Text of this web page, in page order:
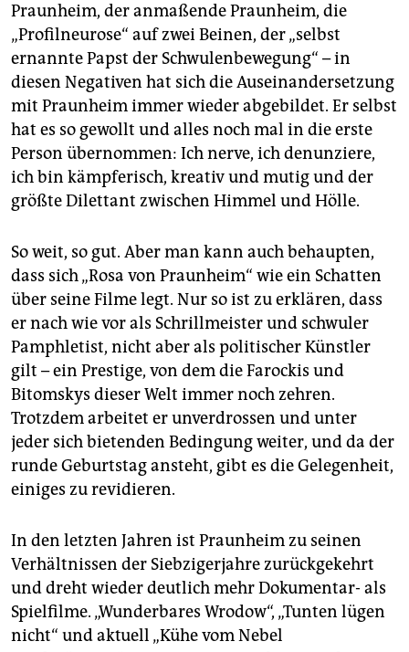
genossenschaft
epaper login
Praunheim, der anmaßende Praunheim, die
„Profilneurose“ auf zwei Beinen, der „selbst
ernannte Papst der Schwulenbewegung“ – in
diesen Negativen hat sich die Auseinandersetzung
mit Praunheim immer wieder abgebildet. Er selbst
hat es so gewollt und alles noch mal in die erste
Person übernommen: Ich nerve, ich denunziere,
ich bin kämpferisch, kreativ und mutig und der
größte Dilettant zwischen Himmel und Hölle.
So weit, so gut. Aber man kann auch behaupten,
dass sich „Rosa von Praunheim“ wie ein Schatten
über seine Filme legt. Nur so ist zu erklären, dass
er nach wie vor als Schrillmeister und schwuler
Pamphletist, nicht aber als politischer Künstler
gilt – ein Prestige, von dem die Farockis und
Bitomskys dieser Welt immer noch zehren.
Trotzdem arbeitet er unverdrossen und unter
jeder sich bietenden Bedingung weiter, und da der
runde Geburtstag ansteht, gibt es die Gelegenheit,
einiges zu revidieren.
In den letzten Jahren ist Praunheim zu seinen
Verhältnissen der Siebzigerjahre zurückgekehrt
und dreht wieder deutlich mehr Dokumentar- als
Spielfilme. „Wunderbares Wrodow“, „Tunten lügen
nicht“ und aktuell „Kühe vom Nebel